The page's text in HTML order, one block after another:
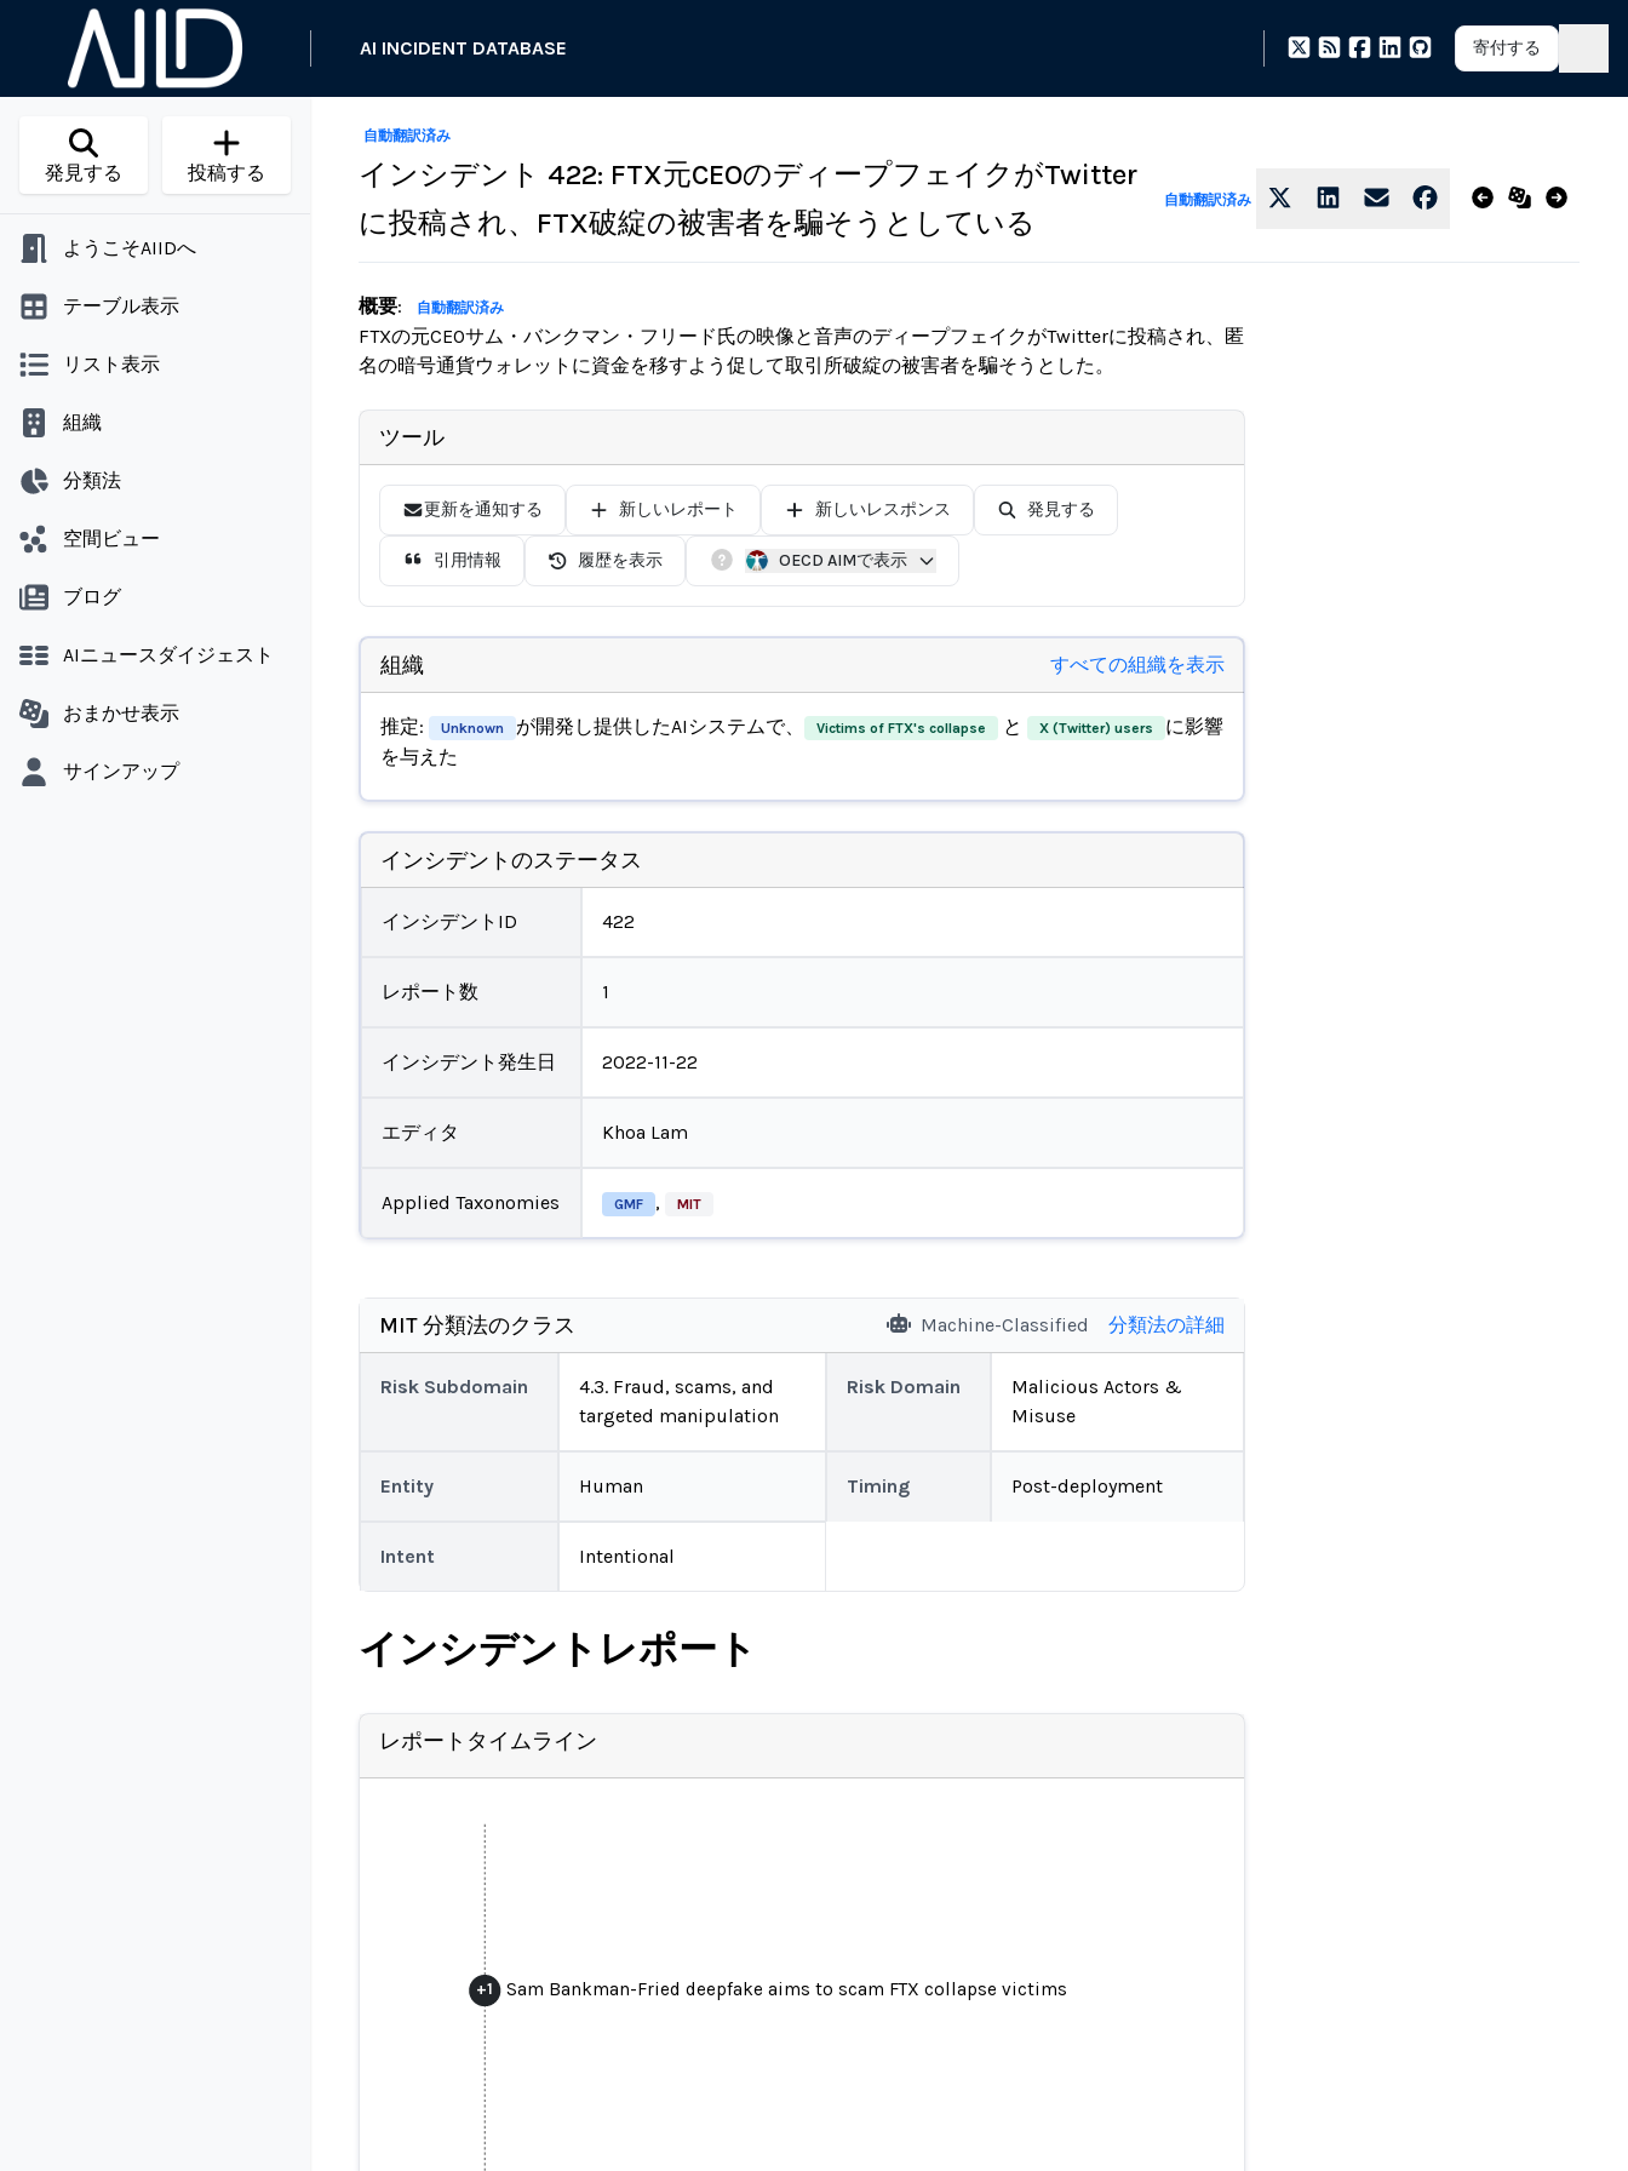
AI INCIDENT DATABASE 寄付する
発見する 投稿する
ようこそAIIDへ
テーブル表示
リスト表示
組織
分類法
空間ビュー
ブログ
AIニュースダイジェスト
おまかせ表示
サインアップ
自動翻訳済み
インシデント 422: FTX元CEOのディープフェイクがTwitter
に投稿され、FTX破綻の被害者を騙そうとしている
自動翻訳済み
概要: 自動翻訳済み
FTXの元CEOサム・バンクマン・フリード氏の映像と音声のディープフェイクがTwitterに投稿され、匿
名の暗号通貨ウォレットに資金を移すよう促して取引所破綻の被害者を騙そうとした。
ツール
更新を通知する 新しいレポート 新しいレスポンス 発見する
引用情報 履歴を表示 OECD AIMで表示
組織 すべての組織を表示
推定: Unknown が開発し提供したAIシステムで、 Victims of FTX's collapse と X (Twitter) users
に影響
を与えた
インシデントのステータス
インシデントID 422
レポート数 1
インシデント発生日 2022-11-22
エディタ Khoa Lam
Applied Taxonomies GMF , MIT
MIT 分類法のクラス Machine-Classified 分類法の詳細
Risk Subdomain
4.3. Fraud, scams, and
targeted manipulation
Risk Domain
Malicious Actors &
Misuse
Entity Human Timing Post-deployment
Intent Intentional
インシデントレポート
レポートタイムライン
+1 Sam Bankman-Fried deepfake aims to scam FTX collapse victims